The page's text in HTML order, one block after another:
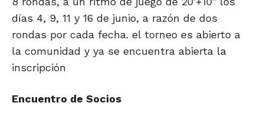
días 4, 9, 11 y 16 de junio, a razón de dos
rondas por cada fecha. el torneo es abierto a
la comunidad y ya se encuentra abierta la
inscripción
Encuentro de Socios